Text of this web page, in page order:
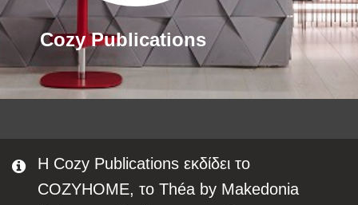
Cozy Publications
Η Cozy Publications εκδίδει το
COZYHOME, το Théa by Makedonia